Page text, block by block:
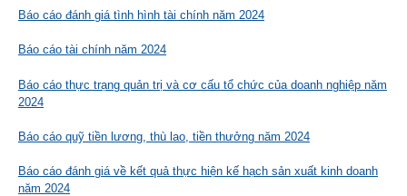
Báo cáo đánh giá tình hình tài chính năm 2024
Báo cáo tài chính năm 2024
Báo cáo thực trạng quản trị và cơ cấu tổ chức của doanh nghiệp năm
2024
Báo cáo quỹ tiền lương, thù lao, tiền thưởng năm 2024
Báo cáo đánh giá về kết quả thực hiện kế hạch sản xuất kinh doanh
năm 2024